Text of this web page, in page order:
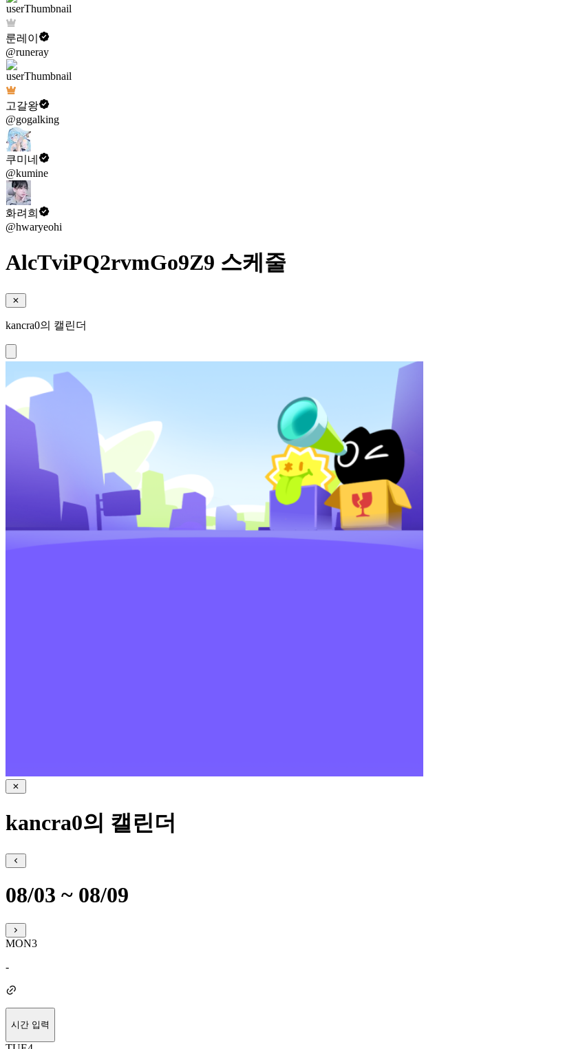
룬레이
@runeray
고갈왕
@gogalking
쿠미네
@kumine
화려희
@hwaryeohi
AlcTviPQ2rvmGo9Z9 스케줄
kancra0의 캘린더
kancra0의 캘린더
08/03 ~ 08/09
MON3
-
시간 입력